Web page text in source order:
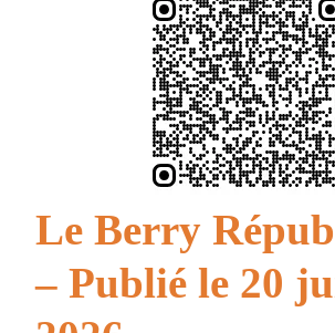
Le Berry
– Publié le 20